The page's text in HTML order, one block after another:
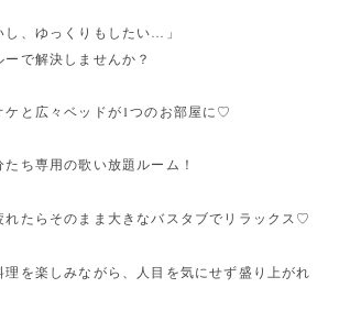
し、ゆっくりもしたい…」
で解決しませんか？
ケと広々ベッドが1つのお部屋に♡
たち専用の歌い放題ルーム！
れたらそのまま大きなバスタブでリラックス♡
理を楽しみながら、人目を気にせず盛り上がれ